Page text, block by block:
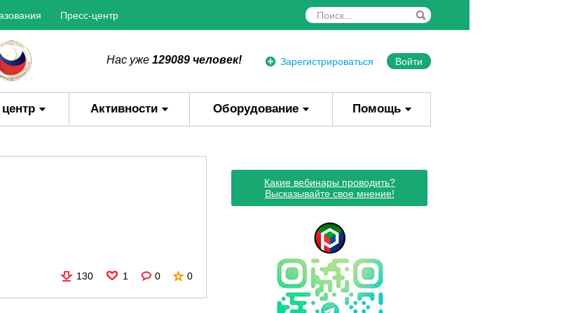
Пресс-центр
Зарегистрироваться Войти
Нас уже 129089 человек!
Активности Оборудование Помощь
130 1 0 0
Какие вебинары проводить?
Высказывайте свое мнение!